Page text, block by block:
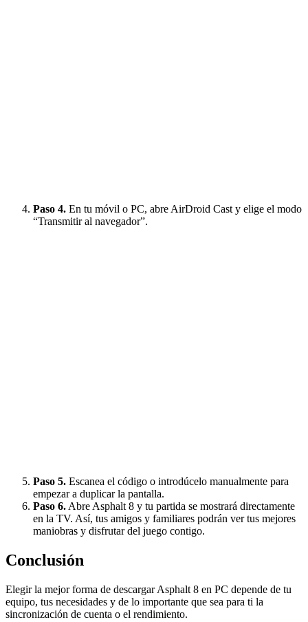
Paso 4. En tu móvil o PC, abre AirDroid Cast y elige el modo
“Transmitir al navegador”.
Paso 5. Escanea el código o introdúcelo manualmente para
empezar a duplicar la pantalla.
Paso 6.Abre Asphalt 8 y tu partida se mostrará directamente
en la TV. Así, tus amigos y familiares podrán ver tus mejores
maniobras y disfrutar del juego contigo.
Conclusión
Elegir la mejor forma de descargar Asphalt 8 en PC depende de tu
equipo, tus necesidades y de lo importante que sea para ti la
sincronización de cuenta o el rendimiento.